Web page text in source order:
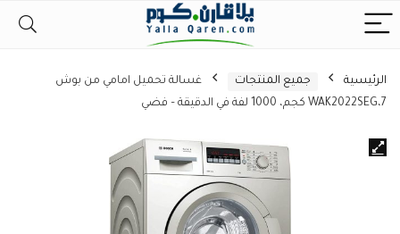
الرئيسية جميع المنتجات
غسالة تحميل امامي من بوش
WAK2022SEG،7 كجم، 1000 لفة في الدقيقة – فضي